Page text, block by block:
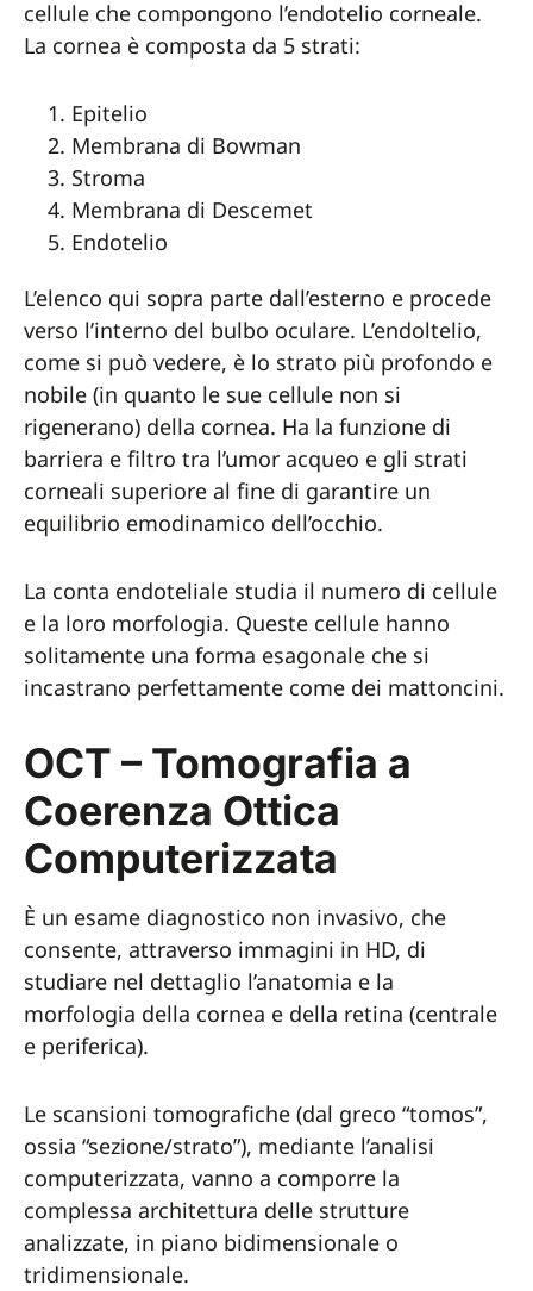
cellule che compongono l’endotelio corneale.
La cornea è composta da 5 strati:
Epitelio
Membrana di Bowman
Stroma
Membrana di Descemet
Endotelio
L’elenco qui sopra parte dall’esterno e procede
verso l’interno del bulbo oculare. L’endoltelio,
come si può vedere, è lo strato più profondo e
nobile (in quanto le sue cellule non si
rigenerano) della cornea. Ha la funzione di
barriera e filtro tra l’umor acqueo e gli strati
corneali superiore al fine di garantire un
equilibrio emodinamico dell’occhio.
La conta endoteliale studia il numero di cellule
e la loro morfologia. Queste cellule hanno
solitamente una forma esagonale che si
incastrano perfettamente come dei mattoncini.
OCT – Tomografia a
Coerenza Ottica
Computerizzata
È un esame diagnostico non invasivo, che
consente, attraverso immagini in HD, di
studiare nel dettaglio l’anatomia e la
morfologia della cornea e della retina (centrale
e periferica).
Le scansioni tomografiche (dal greco “tomos”,
ossia “sezione/strato”), mediante l’analisi
computerizzata, vanno a comporre la
complessa architettura delle strutture
analizzate, in piano bidimensionale o
tridimensionale.